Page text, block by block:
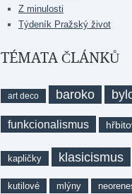
Z minulosti
Týdeník Pražský život
TÉMATA ČLÁNKŮ
art deco baroko
funkcionalismus
kapličky klasicismus
kutilové mlýny